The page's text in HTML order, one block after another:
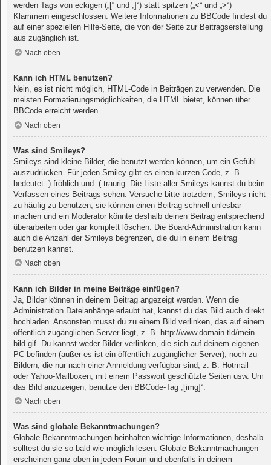
werden Tags von eckigen („[“ und „]“) statt spitzen („<“ und „>“)
Klammern eingeschlossen. Weitere Informationen zu BBCode findest du
auf einer speziellen Hilfe-Seite, die von der Seite zur Beitragserstellung
aus zugänglich ist.
Nach oben
Kann ich HTML benutzen?
Nein, es ist nicht möglich, HTML-Code in Beiträgen zu verwenden. Die
meisten Formatierungsmöglichkeiten, die HTML bietet, können über
BBCode erreicht werden.
Nach oben
Was sind Smileys?
Smileys sind kleine Bilder, die benutzt werden können, um ein Gefühl
auszudrücken. Für jeden Smiley gibt es einen kurzen Code, z. B.
bedeutet :) fröhlich und :( traurig. Die Liste aller Smileys kannst du beim
Verfassen eines Beitrags sehen. Versuche bitte trotzdem, Smileys nicht
zu häufig zu benutzen, sie können einen Beitrag schnell unlesbar
machen und ein Moderator könnte deshalb deinen Beitrag entsprechend
überarbeiten oder gar komplett löschen. Die Board-Administration kann
auch die Anzahl der Smileys begrenzen, die du in einem Beitrag
benutzen kannst.
Nach oben
Kann ich Bilder in meine Beiträge einfügen?
Ja, Bilder können in deinem Beitrag angezeigt werden. Wenn die
Administration Dateianhänge erlaubt hat, kannst du das Bild auch direkt
hochladen. Ansonsten musst du zu einem Bild verlinken, das auf einem
öffentlich zugänglichen Server liegt, z. B. http://www.domain.tld/mein-
bild.gif. Du kannst weder Bilder verlinken, die sich auf deinem eigenen
PC befinden (außer es ist ein öffentlich zugänglicher Server), noch zu
Bildern, die nur nach einer Anmeldung verfügbar sind, z. B. Hotmail-
oder Yahoo-Mailboxen, mit einem Passwort geschützte Seiten usw. Um
das Bild anzuzeigen, benutze den BBCode-Tag „[img]“.
Nach oben
Was sind globale Bekanntmachungen?
Globale Bekanntmachungen beinhalten wichtige Informationen, deshalb
solltest du sie so bald wie möglich lesen. Globale Bekanntmachungen
erscheinen ganz oben in jedem Forum und ebenfalls in deinem